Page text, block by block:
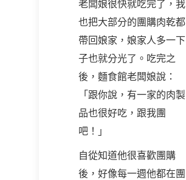
老闆娘很快就吃完了，我
也把大部分的團購肉乾都
帶回娘家，娘家人多一下
子也就分光了。吃完之
後，麵食館老闆娘說：
「跟你說，有一家的肉製
品也很好吃，跟我團
吧！」
自從知道他很喜歡團購
後，好像每一週他都在團